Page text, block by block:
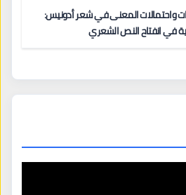
واحتمالات المعنى في شعر أدونيس:
في انفتاح النص الشعري